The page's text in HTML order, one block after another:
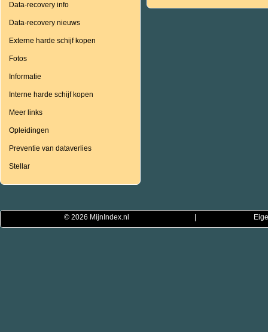
Data-recovery info
Data-recovery nieuws
Externe harde schijf kopen
Fotos
Informatie
Interne harde schijf kopen
Meer links
Opleidingen
Preventie van dataverlies
Stellar
© 2026 MijnIndex.nl